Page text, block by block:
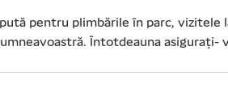
pentru plimbările în parc, vizitele
Întotdeauna asigurați-